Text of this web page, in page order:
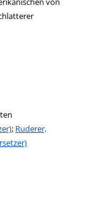
Person
; Ruderer,